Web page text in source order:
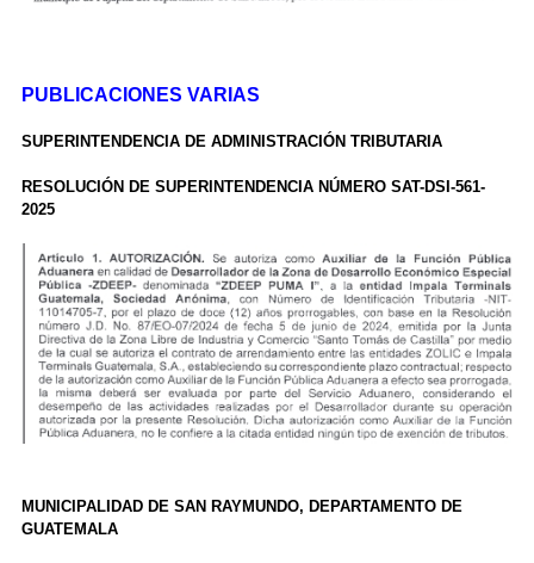
PUBLICACIONES VARIAS
SUPERINTENDENCIA DE ADMINISTRACIÓN TRIBUTARIA
RESOLUCIÓN DE SUPERINTENDENCIA NÚMERO SAT-DSI-561-
2025
MUNICIPALIDAD DE SAN RAYMUNDO, DEPARTAMENTO DE
GUATEMALA